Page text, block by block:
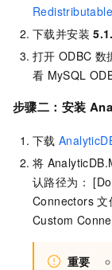
下载并安装
打开 ODBC 数
看 MySQL
步骤二：安装
下载
将
认路径为：
Connectors 文
Custom
重要